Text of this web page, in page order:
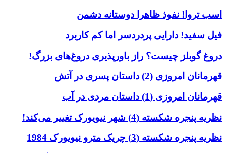
اسب تروا! نفوذ ظاهرا دوستانه دشمن
فیل سفید! دارایی پردردسر اما کم کاربرد
دروغ گوبلز چیست؟ راز باورپذیری دروغ‌های بزرگ!
قهرمانان امروزی (2) داستان پسری در آتش
قهرمانان امروزی (1) داستان مردی در آب
نظریه پنجره شکسته (4) شهر نیویورک تغییر می‌کند!
نظریه پنجره شکسته (3) چریک مترو نیویورک 1984